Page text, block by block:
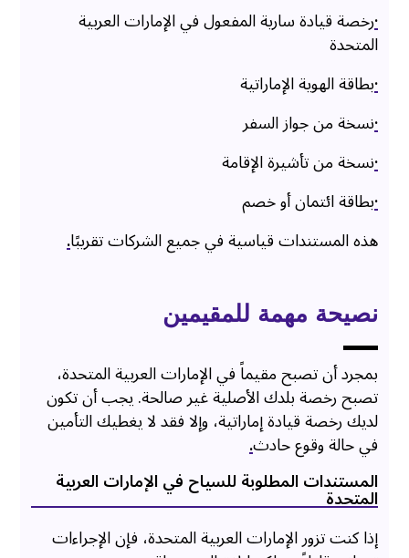
·رخصة قيادة سارية المفعول في الإمارات العربية
المتحدة
·بطاقة الهوية الإماراتية
·نسخة من جواز السفر
·نسخة من تأشيرة الإقامة
·بطاقة ائتمان أو خصم
هذه المستندات قياسية في جميع الشركات تقريبًا.
نصيحة مهمة للمقيمين
بمجرد أن تصبح مقيماً في الإمارات العربية المتحدة،
تصبح رخصة بلدك الأصلية غير صالحة. يجب أن تكون
لديك رخصة قيادة إماراتية، وإلا فقد لا يغطيك التأمين
في حالة وقوع حادث.
المستندات المطلوبة للسياح في الإمارات العربية
المتحدة
إذا كنت تزور الإمارات العربية المتحدة، فإن الإجراءات